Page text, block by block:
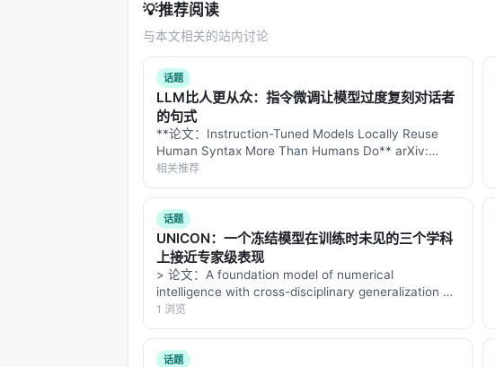
💡推荐阅读
与本文相关的站内讨论
话题
LLM比人更从众：指令微调让模型过度复刻对话者
的句式
**论文：Instruction-Tuned Models Locally Reuse
Human Syntax More Than Humans Do** arXiv:
2607.26015 作者：待确认（论文 HTML 中作者信息未
完…
相关推荐
话题
UNICON：一个冻结模型在训练时未见的三个学科
上接近专家级表现
> 论文：A foundation model of numerical
intelligence with cross-disciplinary generalization >
arXiv: 2607.28432v1 (2026-07…
1 浏览
话题